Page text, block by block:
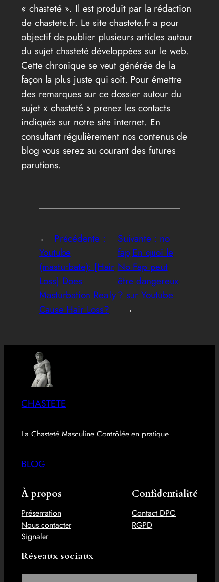
« chasteté ». Il est produit par la rédaction
de chastete.fr. Le site chastete.fr a pour
objectif de publier plusieurs articles autour
du sujet chasteté développées sur le web.
Cette chronique se veut générée de la
façon la plus juste qui soit. Pour émettre
des remarques sur ce dossier autour du
sujet « chasteté » prenez les contacts
indiqués sur notre site internet. En
consultant régulièrement nos contenus de
blog vous serez au courant des futures
parutions.
← Précédente :
Youtube
(masturbate): [Hair
Loss] Does
Masturbation Really
Cause Hair Loss?
Suivante : no
fap,En quoi le
No Fap peut
être dangereux
? sur Youtube
→
CHASTETE
La Chasteté Masculine Contrôlée en pratique
BLOG
À propos
Présentation
Nous contacter
Signaler
Confidentialité
Contact DPO
RGPD
Réseaux sociaux